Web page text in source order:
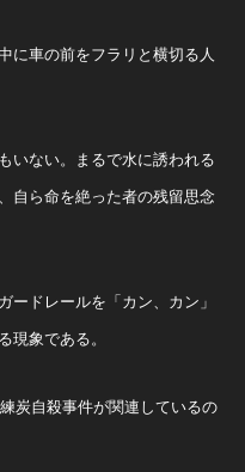
に車の前をフラリと横切る人
いない。まるで水に誘われる
自ら命を絶った者の残留思念
ードレールを「カン、カン」
現象である。
炭自殺事件が関連しているの